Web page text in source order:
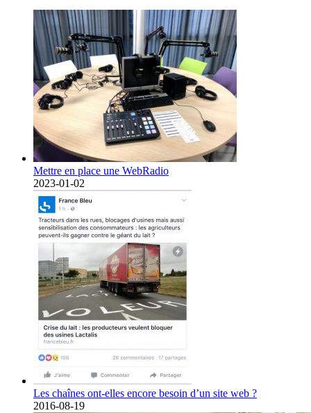
Mettre en place une WebRadio
2023-01-02
Les chaînes ont-elles encore besoin d’un site web ?
2016-08-19